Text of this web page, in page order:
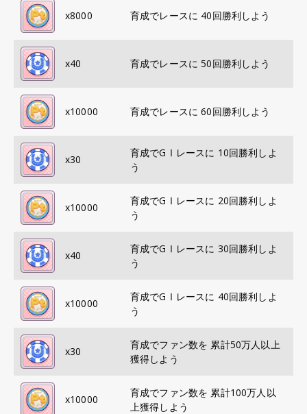
x8000 育成でレースに 40回勝利しよう
x40 育成でレースに 50回勝利しよう
x10000 育成でレースに 60回勝利しよう
x30
育成でGⅠレースに 10回勝利しよ
う
x10000
育成でGⅠレースに 20回勝利しよ
う
x40
育成でGⅠレースに 30回勝利しよ
う
x10000
育成でGⅠレースに 40回勝利しよ
う
x30
育成でファン数を 累計50万人以上
獲得しよう
x10000
育成でファン数を 累計100万人以
上獲得しよう